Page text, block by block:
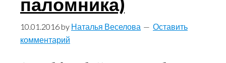
10.01.2016 by Наталья Веселова
Оставить
комментарий